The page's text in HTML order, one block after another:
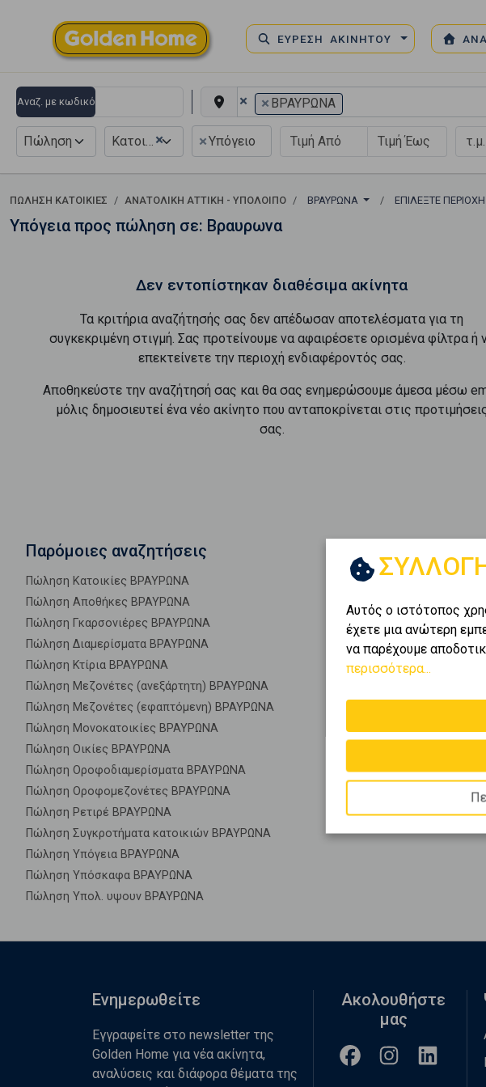
ΕΥΡΕΣΗ ΑΚΙΝΗΤΟΥ
Αναζ. με κωδικό × × ΒΡΑΥΡΩΝΑ
Πώληση ×
Κατοικία ×Υπόγειο
ΠΏΛΗΣΗ ΚΑΤΟΙΚΊΕΣ ΑΝΑΤΟΛΙΚΗ ΑΤΤΙΚΗ - ΥΠΟΛΟΙΠΟ ΒΡΑΥΡΩΝΑ ΕΠΙΛΈΞΤΕ ΠΕΡΙΟΧΉ
Υπόγεια προς πώληση σε: Βραυρωνα
Δεν εντοπίστηκαν διαθέσιμα ακίνητα
Τα κριτήρια αναζήτησής σας δεν απέδωσαν αποτελέσματα για τη
συγκεκριμένη στιγμή. Σας προτείνουμε να αφαιρέσετε ορισμένα φίλτρα ή
επεκτείνετε την περιοχή ενδιαφέροντός σας.
Αποθηκεύστε την αναζήτησή σας και θα σας ενημερώσουμε άμεσα μέσω
μόλις δημοσιευτεί ένα νέο ακίνητο που ανταποκρίνεται στις
σας.
Παρόμοιες αναζητήσεις
Πώληση Κατοικίες ΒΡΑΥΡΩΝΑ
Πώληση Αποθήκες ΒΡΑΥΡΩΝΑ
Πώληση Γκαρσονιέρες ΒΡΑΥΡΩΝΑ
Πώληση Διαμερίσματα ΒΡΑΥΡΩΝΑ
Πώληση Κτίρια ΒΡΑΥΡΩΝΑ
Πώληση Μεζονέτες (ανεξάρτητη) ΒΡΑΥΡΩΝΑ
Πώληση Μεζονέτες (εφαπτόμενη) ΒΡΑΥΡΩΝΑ
Πώληση Μονοκατοικίες ΒΡΑΥΡΩΝΑ
Πώληση Οικίες ΒΡΑΥΡΩΝΑ
Πώληση Οροφοδιαμερίσματα ΒΡΑΥΡΩΝΑ
Πώληση Οροφομεζονέτες ΒΡΑΥΡΩΝΑ
Πώληση Ρετιρέ ΒΡΑΥΡΩΝΑ
Πώληση Συγκροτήματα κατοικιών ΒΡΑΥΡΩΝΑ
Πώληση Υπόγεια ΒΡΑΥΡΩΝΑ
Πώληση Υπόσκαφα ΒΡΑΥΡΩΝΑ
Πώληση Υπολ. υψουν ΒΡΑΥΡΩΝΑ
Αυτός ο ιστότοπος
έχετε μια ανώτερη
να παρέχουμε
περισσότερα...
Ενημερωθείτε
Εγγραφείτε στο newsletter της
Golden Home για νέα ακίνητα,
αναλύσεις και διάφορα θέματα της
Ακολουθήστε
μας